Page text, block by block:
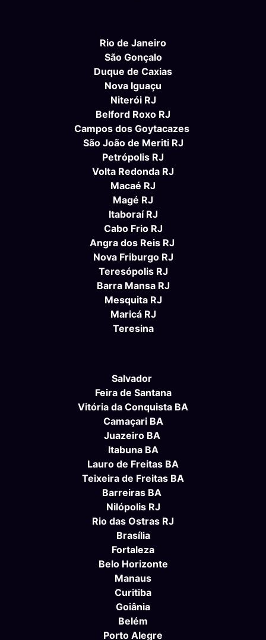
Rio de Janeiro
São Gonçalo
Duque de Caxias
Nova Iguaçu
Niterói RJ
Belford Roxo RJ
Campos dos Goytacazes
São João de Meriti RJ
Petrópolis RJ
Volta Redonda RJ
Macaé RJ
Magé RJ
Itaboraí RJ
Cabo Frio RJ
Angra dos Reis RJ
Nova Friburgo RJ
Teresópolis RJ
Barra Mansa RJ
Mesquita RJ
Maricá RJ
Teresina
Salvador
Feira de Santana
Vitória da Conquista BA
Camaçari BA
Juazeiro BA
Itabuna BA
Lauro de Freitas BA
Teixeira de Freitas BA
Barreiras BA
Nilópolis RJ
Rio das Ostras RJ
Brasília
Fortaleza
Belo Horizonte
Manaus
Curitiba
Goiânia
Belém
Porto Alegre